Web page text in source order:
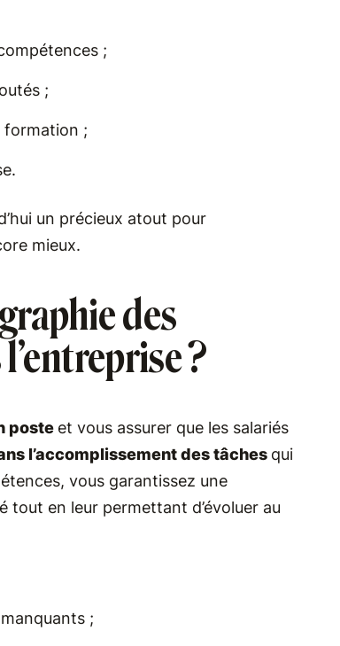
;
;
formation ;
un précieux atout pour
mieux.
des
?
poste et vous assurer que les salariés
l’accomplissement des tâches qui
vous garantissez une
tout en leur permettant d’évoluer au
;